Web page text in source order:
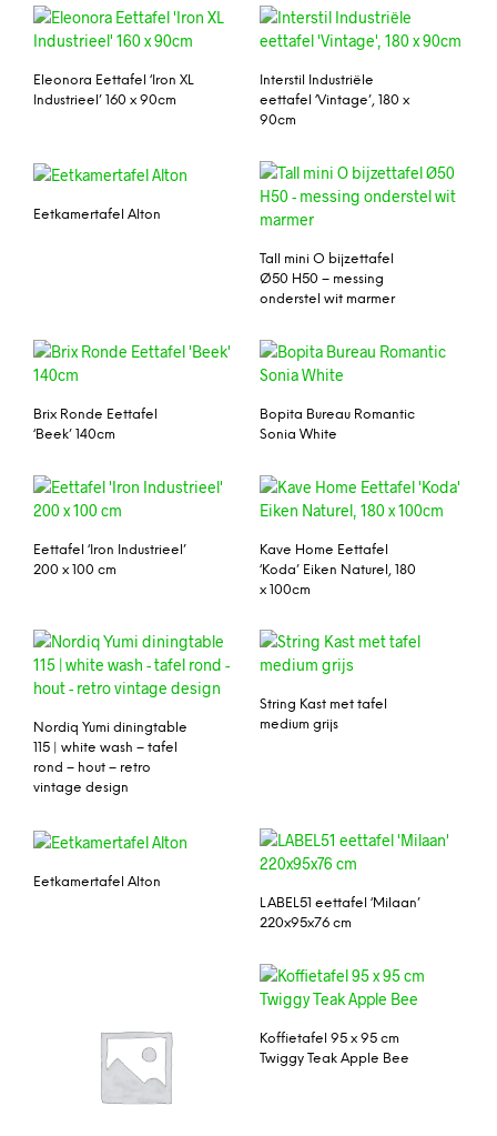
Eleonora Eettafel ‘Iron XL
Industrieel’ 160 x 90cm
Interstil Industriële
eettafel ‘Vintage’, 180 x
90cm
Eetkamertafel Alton
Tall mini O bijzettafel
Ø50 H50 – messing
onderstel wit marmer
Brix Ronde Eettafel
‘Beek’ 140cm
Bopita Bureau Romantic
Sonia White
Eettafel ‘Iron Industrieel’
200 x 100 cm
Kave Home Eettafel
‘Koda’ Eiken Naturel, 180
x 100cm
Nordiq Yumi diningtable
115 | white wash – tafel
rond – hout – retro
vintage design
String Kast met tafel
medium grijs
Eetkamertafel Alton
LABEL51 eettafel ‘Milaan’
220x95x76 cm
Koffietafel 95 x 95 cm
Twiggy Teak Apple Bee